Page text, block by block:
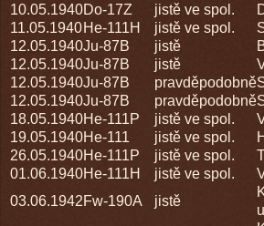
10.05.1940Do-17Z jistě ve spol.
11.05.1940He-111H jistě ve spol.
12.05.1940Ju-87B jistě
12.05.1940Ju-87B jistě
12.05.1940Ju-87B pravděpodobně
12.05.1940Ju-87B pravděpodobně
18.05.1940He-111P jistě ve spol.
19.05.1940He-111 jistě ve spol.
26.05.1940He-111P jistě ve spol.
01.06.1940He-111H jistě ve spol.
03.06.1942Fw-190A jistě